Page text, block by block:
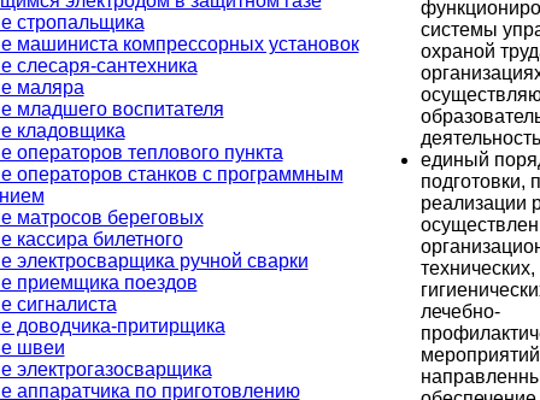
стропальщика
машиниста компрессорных установок
слесаря-сантехника
маляра
младшего воспитателя
кладовщика
операторов теплового пункта
операторов станков с программным
матросов береговых
кассира билетного
электросварщика ручной сварки
приемщика поездов
сигналиста
доводчика-притирщика
швеи
электрогазосварщика
аппаратчика по приготовлению
системы
охраной
единый
подготовки,
реализации
лечебно-